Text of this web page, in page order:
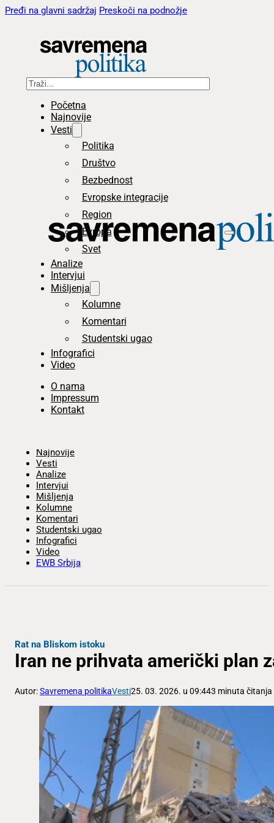
Pređi na glavni sadržaj Preskoči na podnožje
Pretraga
Početna
Najnovije
Vesti
Politika
Društvo
Bezbednost
Evropske integracije
Region
Evropa
Svet
Analize
Intervjui
Mišljenja
Kolumne
Komentari
Studentski ugao
Infografici
Video
O nama
Impressum
Kontakt
Najnovije
Vesti
Analize
Intervjui
Mišljenja
Kolumne
Komentari
Studentski ugao
Infografici
Video
EWB Srbija
Rat na Bliskom istoku
Iran ne prihvata američki plan
Autor:Savremena politikaVesti25. 03. 2026. u 09:443 minuta čitanja